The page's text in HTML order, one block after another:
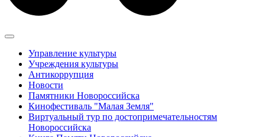
Управление культуры
Учреждения культуры
Антикоррупция
Новости
Памятники Новороссийска
Кинофестиваль "Малая Земля"
Виртуальный тур по достопримечательностям
Новороссийска